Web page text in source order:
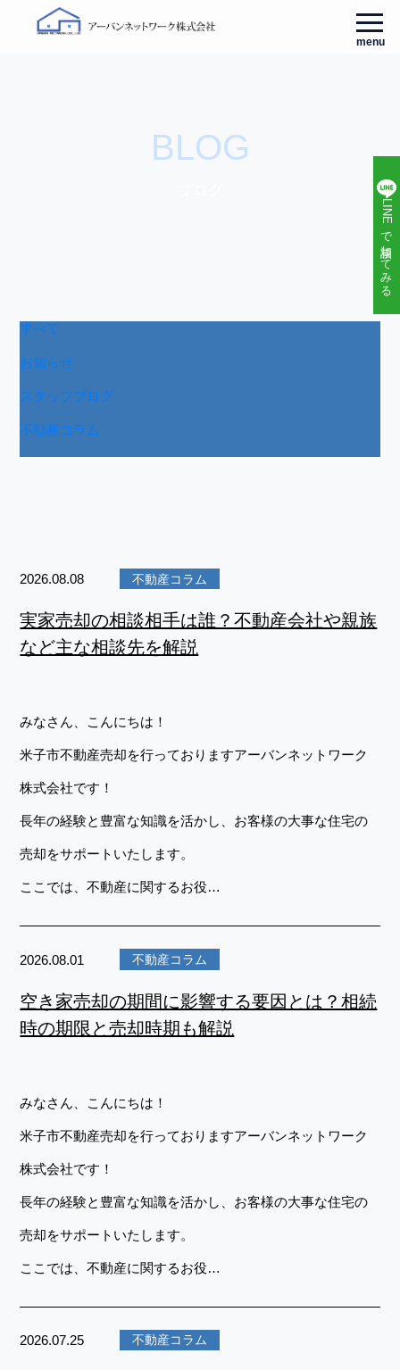
menu
LINEで相談してみる
BLOG
すべて
お知らせ
スタッフブログ
不動産コラム
実家売却の相談相手は誰？不動産会社や親族
など主な相談先を解説
2026.08.08 不動産コラム
みなさん、こんにちは！
米子市不動産売却を行っておりますアーバンネットワーク
株式会社です！
長年の経験と豊富な知識を活かし、お客様の大事な住宅の
売却をサポートいたします。
ここでは、不動産に関するお役…
空き家売却の期間に影響する要因とは？相続
時の期限と売却時期も解説
2026.08.01 不動産コラム
みなさん、こんにちは！
米子市不動産売却を行っておりますアーバンネットワーク
株式会社です！
長年の経験と豊富な知識を活かし、お客様の大事な住宅の
売却をサポートいたします。
ここでは、不動産に関するお役…
2026.07.25 不動産コラム